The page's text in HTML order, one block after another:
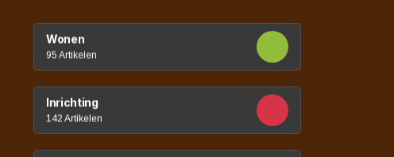
Wonen
95 Artikelen
Inrichting
142 Artikelen